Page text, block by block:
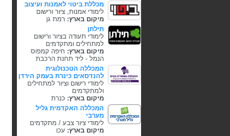
מכללת ביטוי לאמנות ועיצוב
לימודי אמנות, ציור ורישום
מיקום בארץ: רמת גן
תילתן
לימודי תעודה בציור ורישום
למתחילים ומתקדמים
מיקום בארץ: חיפה קמפוס
הנמל - ליד תחנת הרכבת
המכללה הטכנולוגית
להנדסאים כינרת בעמק הירדן
לימודי רישום וציור למתחילים
ולמתקדמים
מיקום בארץ: כנרת
המכללה האקדמית גליל
מערבי
לימודי ציור צבע / מתקדמים
מיקום בארץ: עכו